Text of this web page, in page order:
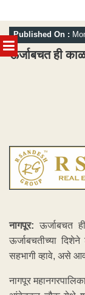
MENU
Skip
to
content
Published On :
ऊर्जाबचत ही
नागपूर: ऊर्जाबचत
ऊर्जाबचतीच्या
सहभागी व्हावे, असे
नागपूर